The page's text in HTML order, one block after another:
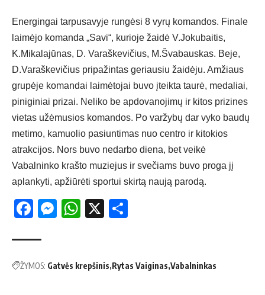
Energingai tarpusavyje rungėsi 8 vyrų komandos. Finale
laimėjo komanda „Savi“, kurioje žaidė V.Jokubaitis,
K.Mikalajūnas, D. Varaškevičius, M.Švabauskas. Beje,
D.Varaškevičius pripažintas geriausiu žaidėju. Amžiaus
grupėje komandai laimėtojai buvo įteikta taurė, medaliai,
piniginiai prizai. Neliko be apdovanojimų ir kitos prizines
vietas užėmusios komandos. Po varžybų dar vyko baudų
metimo, kamuolio pasiuntimas nuo centro ir kitokios
atrakcijos. Nors buvo nedarbo diena, bet veikė
Vabalninko krašto muziejus ir svečiams buvo proga jį
aplankyti, apžiūrėti sportui skirtą naują parodą.
Facebook
Messenger
WhatsApp
X
ŽYMOS: Gatvės krepšinis Rytas Vaiginas Vabalninkas